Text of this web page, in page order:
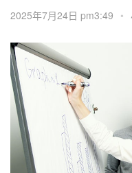
Tiktok
数据 拉新
KOL
2025年7月24日 pm3:49 •